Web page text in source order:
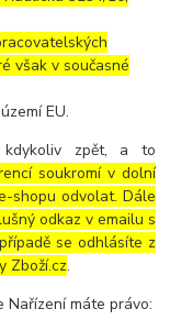
však v současné
EU.
kdykoliv zpět, a to
soukromí v dolní
shopu odvolat. Dále
odkaz v emailu s
se odhlásíte z
Zboží.cz.
Nařízení máte právo: